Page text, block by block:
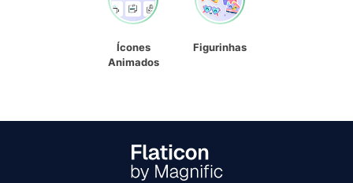
Ícones
Animados
Figurinhas